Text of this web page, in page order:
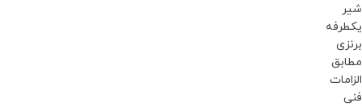
شیر
یکطرفه
برنزی
مطابق
الزامات
فنی